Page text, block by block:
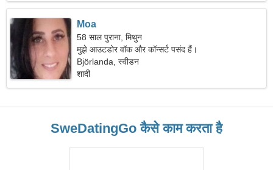
Moa
58 साल पुराना, मिथुन
मुझे आउटडोर वॉक और कॉन्सर्ट पसंद हैं।
Björlanda, स्वीडन
शादी
SweDatingGo कैसे काम करता है